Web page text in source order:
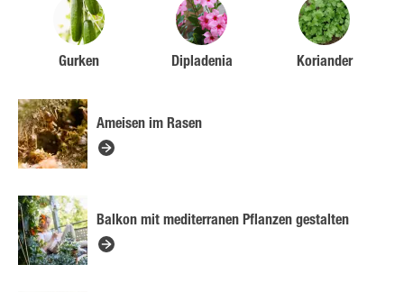
Gurken Dipladenia Koriander
Ameisen im Rasen
Balkon mit mediterranen Pflanzen gestalten